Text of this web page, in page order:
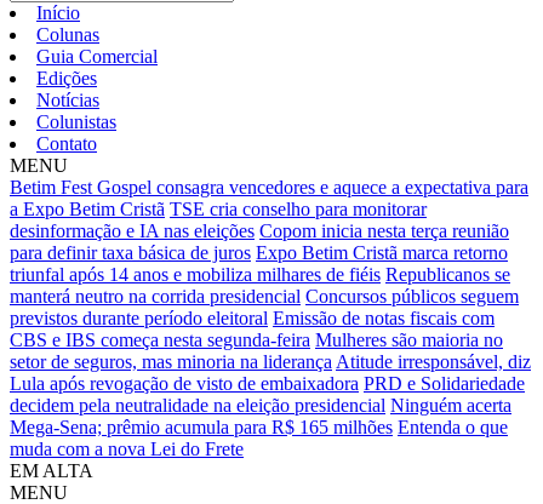
Início
Colunas
Guia Comercial
Edições
Notícias
Colunistas
Contato
MENU
Betim Fest Gospel consagra vencedores e aquece a expectativa para
a Expo Betim Cristã TSE cria conselho para monitorar
desinformação e IA nas eleições Copom inicia nesta terça reunião
para definir taxa básica de juros Expo Betim Cristã marca retorno
triunfal após 14 anos e mobiliza milhares de fiéis Republicanos se
manterá neutro na corrida presidencial Concursos públicos seguem
previstos durante período eleitoral Emissão de notas fiscais com
CBS e IBS começa nesta segunda-feira Mulheres são maioria no
setor de seguros, mas minoria na liderança Atitude irresponsável, diz
Lula após revogação de visto de embaixadora PRD e Solidariedade
decidem pela neutralidade na eleição presidencial Ninguém acerta
Mega-Sena; prêmio acumula para R$ 165 milhões Entenda o que
muda com a nova Lei do Frete
EM ALTA
MENU